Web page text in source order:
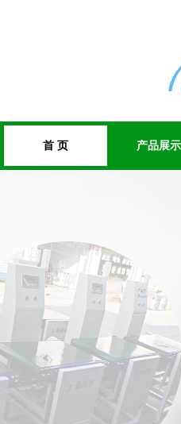
首 页 产品展示